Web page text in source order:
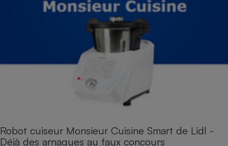
Robot cuiseur Monsieur Cuisine Smart de Lidl -
Déjà des arnaques au faux concours